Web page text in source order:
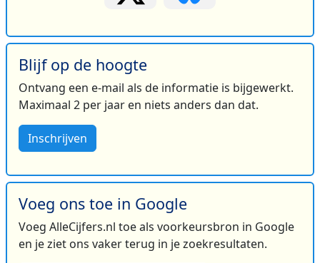
Blijf op de hoogte
Ontvang een e-mail als de informatie is bijgewerkt.
Maximaal 2 per jaar en niets anders dan dat.
Inschrijven
Voeg ons toe in Google
Voeg AlleCijfers.nl toe als voorkeursbron in Google
en je ziet ons vaker terug in je zoekresultaten.